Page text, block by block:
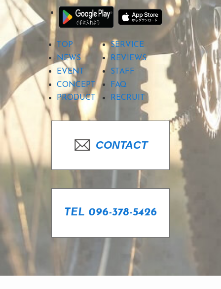
TOP
SERVICE
NEWS
REVIEWS
EVENT
STAFF
CONCEPT
FAQ
PRODUCT
RECRUIT
CONTACT
TEL 096-378-5426